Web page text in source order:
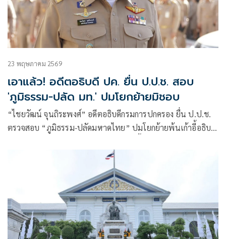
23 พฤษภาคม 2569
เอาแล้ว! อดีตอธิบดี ปค. ยื่น ป.ป.ช. สอบ
'ภูมิธรรม-ปลัด มท.' ปมโยกย้ายมิชอบ
“ไชยวัฒน์ จุนถิระพงศ์” อดีตอธิบดีกรมการปกครอง ยื่น ป.ป.ช.
ตรวจสอบ “ภูมิธรรม-ปลัดมหาดไทย” ปมโยกย้ายพ้นเก้าอี้อธิบดี
พร้อมตั้งคำถามการใช้อำนาจฝ่ายการเมืองกระทบสิทธิและ